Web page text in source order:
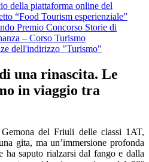
della piattaforma online del
“Food Tourism esperienziale”
Premio Concorso Storie di
– Corso Turismo
dell'indirizzo "Turismo"
una rinascita. Le
in viaggio tra
del Friuli delle classi 1AT,
gita, ma un’immersione profonda
saputo rialzarsi dal fango e dalla